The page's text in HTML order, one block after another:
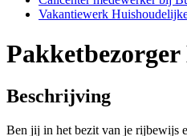
Vakantiewerk
Beschrijving
Ben jij in het bezit van je rijbewijs